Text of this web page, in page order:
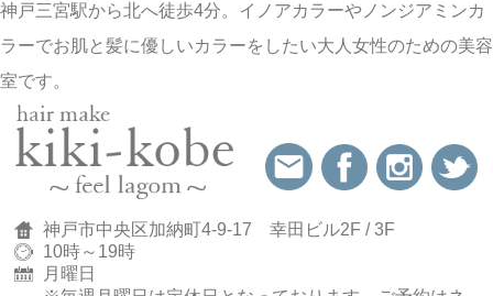
神戸三宮駅から北へ徒歩4分。イノアカラーやノンジアミンカ
ラーでお肌と髪に優しいカラーをしたい大人女性のための美容
室です。
神戸市中央区加納町4-9-17 幸田ビル2F / 3F
10時～19時
月曜日